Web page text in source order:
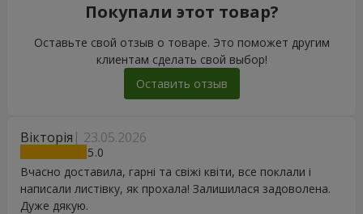
Вікторія 23.05.2026
5
Вчасно доставила, гарні та свіжі квіти, все поклали і
написали листівку, як прохала! Залишилася задоволена.
Дуже дякую.
Покупали этот товар?
Оставьте свой отзыв о товаре. Это поможет другим
клиентам сделать свой выбор!
Оставить отзыв